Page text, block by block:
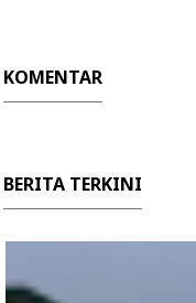
KOMENTAR
BERITA TERKINI